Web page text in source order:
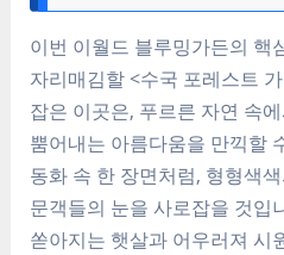
이번 이월드 블루밍가든의 핵
자리매김할 <수국 포레스트
잡은 이곳은, 푸르른 자연 속
뿜어내는 아름다움을 만끽할
동화 속 한 장면처럼, 형형색
문객들의 눈을 사로잡을 것입
쏟아지는 햇살과 어우러져 시